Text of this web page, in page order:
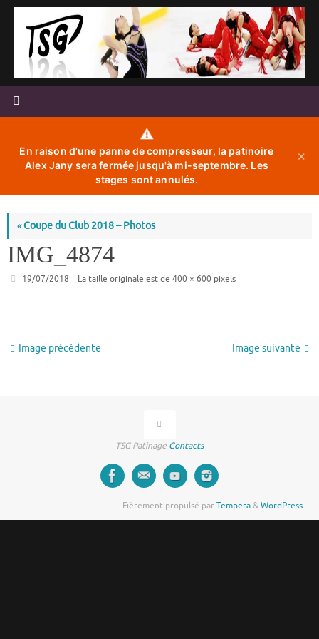
Passer
contenu
⚠️
En raison d'une panne de compresseur, la patinoire
Alex Jany sera fermée jusqu'à mi-septembre. Les
stages sont annulés.
✕
«Coupe du Club 2018 – Photos
IMG_4874
19/07/2018 La taille originale est de 400 × 600 pixels
Image précédente Image suivante
TSG Patinage Contacts
Fièrement propulsé parTempera&WordPress.